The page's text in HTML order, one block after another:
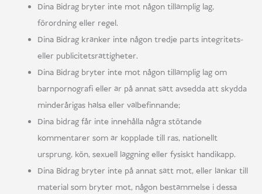
Dina Bidrag bryter inte mot någon tillämplig lag,
förordning eller regel.
Dina Bidrag kränker inte någon tredje parts integritets-
eller publicitetsrättigheter.
Dina Bidrag bryter inte mot någon tillämplig lag om
barnpornografi eller är på annat sätt avsedda att skydda
minderårigas hälsa eller välbefinnande;
Dina bidrag får inte innehålla några stötande
kommentarer som är kopplade till ras, nationellt
ursprung, kön, sexuell läggning eller fysiskt handikapp.
Dina Bidrag bryter inte på annat sätt mot, eller länkar till
material som bryter mot, någon bestämmelse i dessa